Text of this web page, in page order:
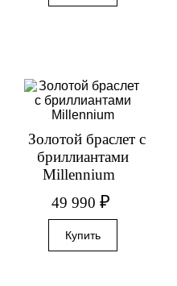
Золотой браслет с
бриллиантами
Millennium
49 990 ₽